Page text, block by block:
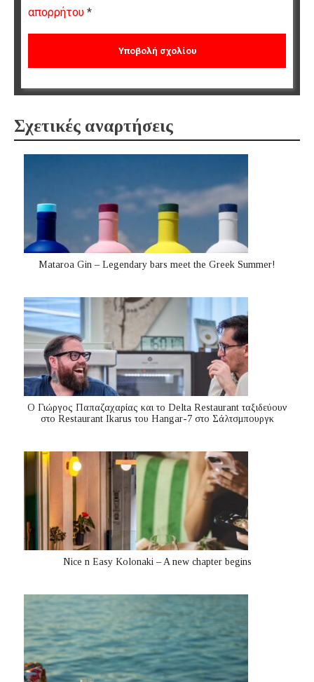
απορρήτου *
Σχετικές αναρτήσεις
Mataroa Gin – Legendary bars meet the Greek Summer!
Ο Γιώργος Παπαζαχαρίας και το Delta Restaurant ταξιδεύουν
στο Restaurant Ikarus του Hangar-7 στο Σάλτσμπουργκ
Nice n Easy Kolonaki – A new chapter begins